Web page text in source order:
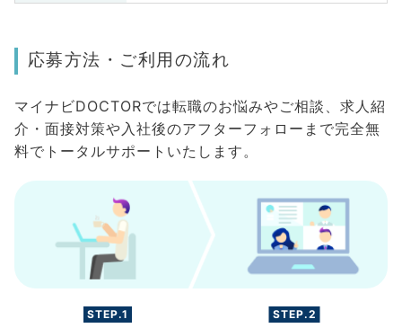
応募方法・ご利用の流れ
マイナビDOCTORでは転職のお悩みやご相談、求人紹
介・面接対策や入社後のアフターフォローまで完全無
料でトータルサポートいたします。
STEP.1 STEP.2